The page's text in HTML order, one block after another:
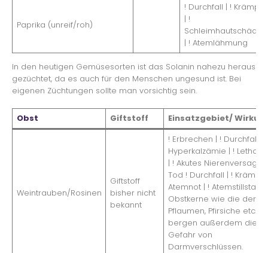
Paprika (unreif/roh)
! Durchfall | ! Krämpfe
| !
Schleimhautschäden
| ! Atemlähmung
In den heutigen Gemüsesorten ist das Solanin nahezu heraus
gezüchtet, da es auch für den Menschen ungesund ist. Bei
eigenen Züchtungen sollte man vorsichtig sein.
Obst Giftstoff Einsatzgebiet/
Weintrauben/Rosinen
Giftstoff
bisher nicht
bekannt
! Erbrechen | ! Durchfall | !
Hyperkalzämie | !
| ! Akutes
Tod ! Durchfall | !
Atemnot | ! Atemstillstand
Obstkerne wie die der
Pflaumen, Pfirsiche etc.
bergen außerdem die
Gefahr von
Darmverschlüssen.